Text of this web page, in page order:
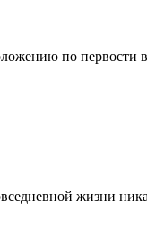
по
жизни